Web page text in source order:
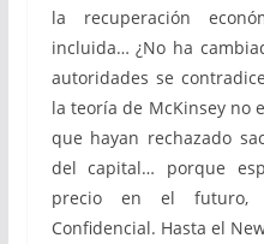
la recuperación
incluida… ¿No ha
autoridades se
la teoría de McKinsey no
que hayan rechazado
del capital… porque
precio en el futuro,
Confidencial. Hasta el